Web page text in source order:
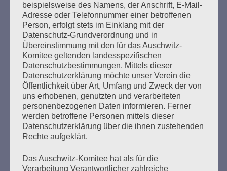
erinnern.
Seitennummerierung
der
Beiträge
1 Weiter
Am 8. Mai wäre dann Gelegenheit, über die großen
beispielsweise des Namens, der Anschrift, E-Mail-
Adresse oder Telefonnummer einer betroffenen
Person, erfolgt stets im Einklang mit der
Datenschutz-Grundverordnung und in
Übereinstimmung mit den für das Auschwitz-
Komitee geltenden landesspezifischen
Datenschutzbestimmungen. Mittels dieser
Datenschutzerklärung möchte unser Verein die
Öffentlichkeit über Art, Umfang und Zweck der von
uns erhobenen, genutzten und verarbeiteten
personenbezogenen Daten informieren. Ferner
werden betroffene Personen mittels dieser
Datenschutzerklärung über die ihnen zustehenden
Rechte aufgeklärt.
Das Auschwitz-Komitee hat als für die
Verarbeitung Verantwortlicher zahlreiche